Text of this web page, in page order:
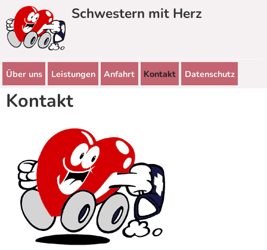
Direkt zum InhaltSchwestern mit Herz
Kontakt
Über uns Leistungen Anfahrt Kontakt Datenschutz